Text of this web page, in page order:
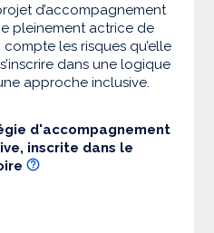
d’accompagnement
pleinement actrice de
les risques qu’elle
dans une logique
approche inclusive.
d'accompagnement
inscrite dans le